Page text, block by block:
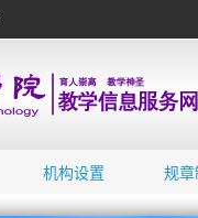
机构设置 规章